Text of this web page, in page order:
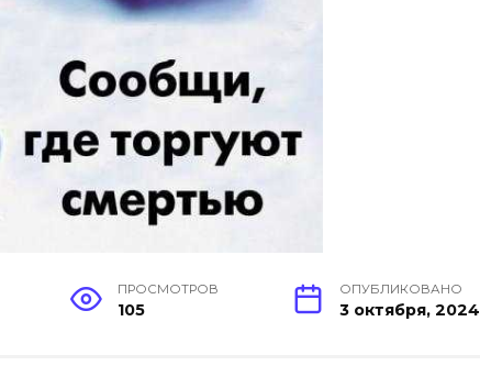
ПРОСМОТРОВ
105
ОПУБЛИКОВАНО
3 октября, 2024